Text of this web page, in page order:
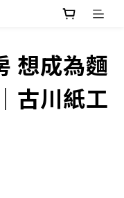
想成為麵
古川紙工